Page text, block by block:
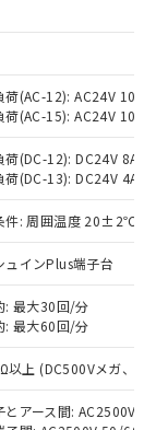
荷(AC-12): AC24V 10A/
荷(AC-15): AC24V
荷(DC-12): DC24V 8A/
荷(DC-13): DC24V 4A/
件: 周囲温度 20±2℃、
ュインPlus端子台
: 最大30回/分
: 最大60回/分
以上 (DC500Vメガ、点
とアース間: AC2500V
のうえ
業取扱
価格
ので
には、
もある
果は、
内デー
り、閲
とをご
の非含
ある
質）の
出す予
質）の
認中の
で、有
として
などや
、 カド
ビフェニル
RoHSの
RoHSの
。
へお問
、外国
商品
を輸出
、日本
取引許
続きを